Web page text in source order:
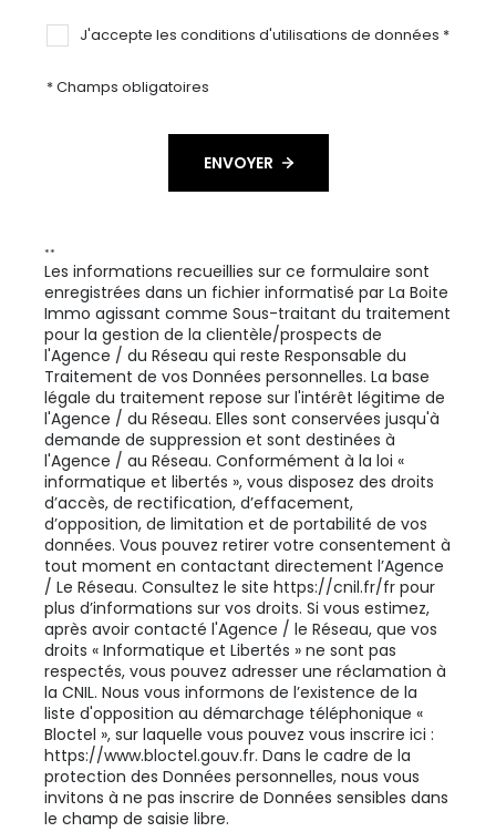
J'accepte les conditions d'utilisations de données *
* Champs obligatoires
ENVOYER
**
Les informations recueillies sur ce formulaire sont
enregistrées dans un fichier informatisé par La Boite
Immo agissant comme Sous-traitant du traitement
pour la gestion de la clientèle/prospects de
l'Agence / du Réseau qui reste Responsable du
Traitement de vos Données personnelles. La base
légale du traitement repose sur l'intérêt légitime de
l'Agence / du Réseau. Elles sont conservées jusqu'à
demande de suppression et sont destinées à
l'Agence / au Réseau. Conformément à la loi «
informatique et libertés », vous disposez des droits
d’accès, de rectification, d’effacement,
d’opposition, de limitation et de portabilité de vos
données. Vous pouvez retirer votre consentement à
tout moment en contactant directement l’Agence
/ Le Réseau. Consultez le site https://cnil.fr/fr pour
plus d’informations sur vos droits. Si vous estimez,
après avoir contacté l'Agence / le Réseau, que vos
droits « Informatique et Libertés » ne sont pas
respectés, vous pouvez adresser une réclamation à
la CNIL. Nous vous informons de l’existence de la
liste d'opposition au démarchage téléphonique «
Bloctel », sur laquelle vous pouvez vous inscrire ici :
https://www.bloctel.gouv.fr. Dans le cadre de la
protection des Données personnelles, nous vous
invitons à ne pas inscrire de Données sensibles dans
le champ de saisie libre.